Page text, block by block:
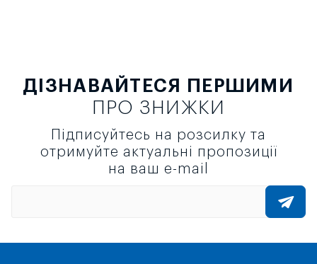
ДІЗНАВАЙТЕСЯ ПЕРШИМИ
ПРО ЗНИЖКИ
Підписуйтесь на розсилку та
отримуйте актуальні пропозиції
на ваш e-mail